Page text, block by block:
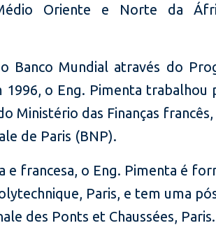
Oriente e Norte da
Banco Mundial através do
1996, o Eng. Pimenta trabalhou
Ministério das Finanças francês,
de Paris (BNP).
e francesa, o Eng. Pimenta é
Paris, e tem uma
des Ponts et Chaussées, Paris.